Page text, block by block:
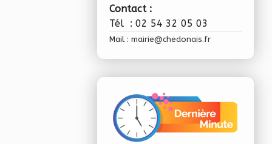
Contact :
Tél : 02 54 32 05 03
Mail : mairie@chedonais.fr